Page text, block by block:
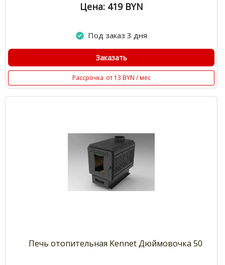
Цена: 419 BYN
Под заказ 3 дня
Заказать
Рассрочка от 13 BYN / мес
Печь отопительная Kennet Дюймовочка 50